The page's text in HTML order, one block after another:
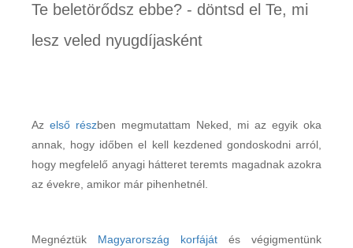
Te beletörődsz ebbe? - döntsd el Te, mi
lesz veled nyugdíjasként
Az első részben megmutattam Neked, mi az egyik oka
annak, hogy időben el kell kezdened gondoskodni arról,
hogy megfelelő anyagi hátteret teremts magadnak azokra
az évekre, amikor már pihenhetnél.
Megnéztük Magyarország korfáját
és végigmentünk